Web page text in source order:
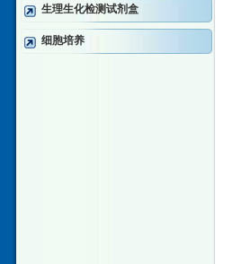
生理生化检测试剂盒
细胞培养